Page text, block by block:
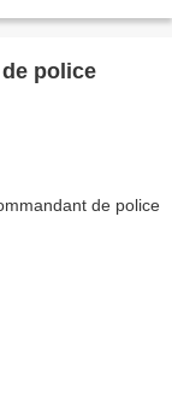
police